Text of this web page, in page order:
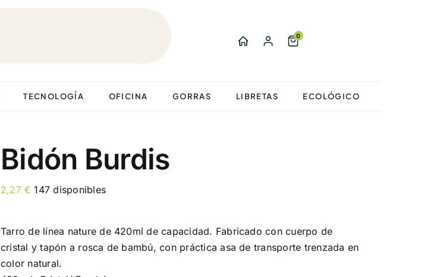
0
TECNOLOGÍA OFICINA GORRAS LIBRETAS ECOLÓGICO
Bidón Burdis
2,27€ 147 disponibles
Tarro de línea nature de 420ml de capacidad. Fabricado con cuerpo de
cristal y tapón a rosca de bambú, con práctica asa de transporte trenzada en
color natural.